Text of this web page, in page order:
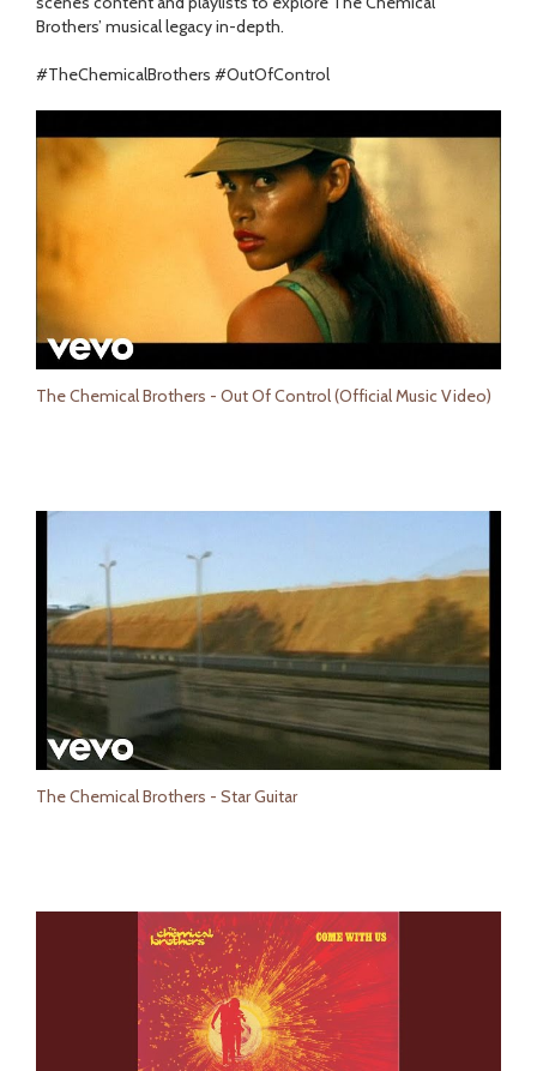
Brothers’ musical legacy in-depth.
#TheChemicalBrothers #OutOfControl
The Chemical Brothers - Out Of Control (Official Music Video)
The Chemical Brothers - Star Guitar